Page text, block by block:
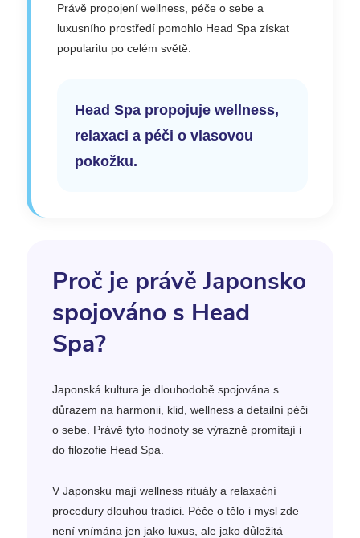
Právě propojení wellness, péče o sebe a
luxusního prostředí pomohlo Head Spa získat
popularitu po celém světě.
Head Spa propojuje wellness,
relaxaci a péči o vlasovou
pokožku.
Proč je právě Japonsko
spojováno s Head
Spa?
Japonská kultura je dlouhodobě spojována s
důrazem na harmonii, klid, wellness a detailní péči
o sebe. Právě tyto hodnoty se výrazně promítají i
do filozofie Head Spa.
V Japonsku mají wellness rituály a relaxační
procedury dlouhou tradici. Péče o tělo i mysl zde
není vnímána jen jako luxus, ale jako důležitá